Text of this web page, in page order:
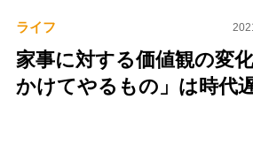
ライフ
家事に対する価値観の変
かけてやるもの」は時代